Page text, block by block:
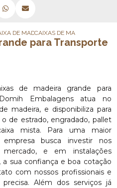
DE MADEIRA PARA TRANSPORTE
CAIXAS DE MADEIRA
para Transporte
de madeira grande para
Embalagens atua no
madeira, e disponibiliza para
de estrado, engradado, pallet
mista. Para uma maior
busca investir nos
mercado, e em instalações
a sua confiança e boa cotação
com nossos profissionais e
Além dos serviços já